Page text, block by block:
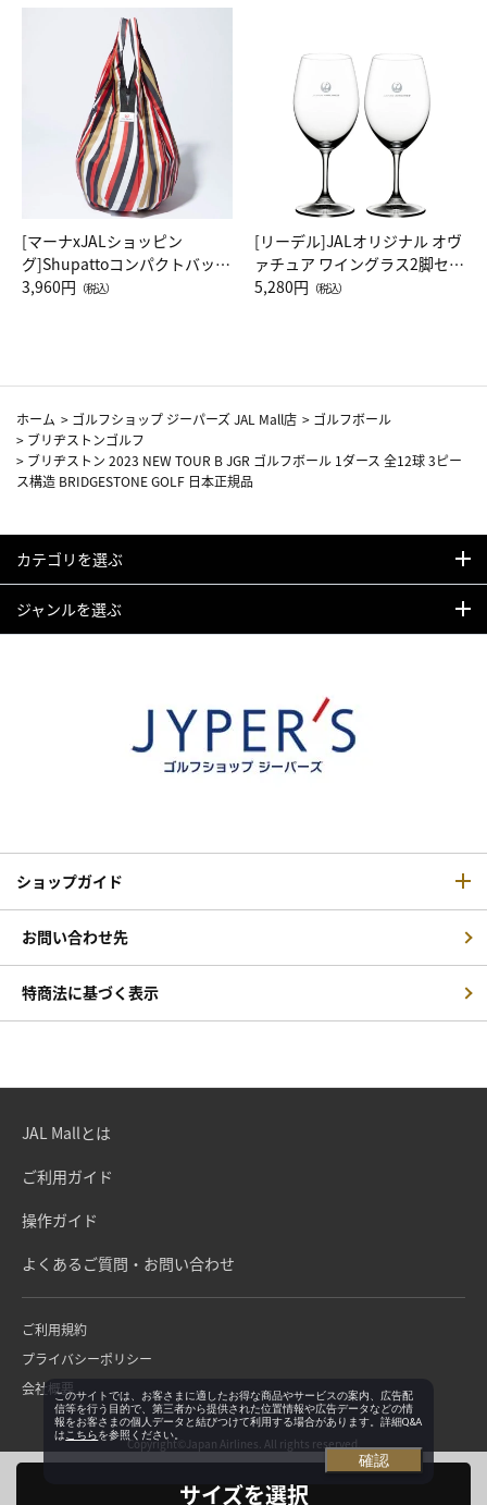
サイズを選択
[マーナxJALショッピン
グ]Shupattoコンパクトバッグ
Drop JAL客室乗務員（LC）ス
3,960円 （税込）
[リーデル]JALオリジナル オヴ
ァチュア ワイングラス2脚セッ
ト（レッドワイン）
5,280円 （税込）
ホーム > ゴルフショップ ジーパーズ JAL Mall店 > ゴルフボール
> ブリヂストンゴルフ
> ブリヂストン 2023 NEW TOUR B JGR ゴルフボール 1ダース 全12球 3ピー
ス構造 BRIDGESTONE GOLF 日本正規品
カテゴリを選ぶ
ジャンルを選ぶ
ショップガイド
お問い合わせ先
特商法に基づく表示
JAL Mallとは
ご利用ガイド
操作ガイド
よくあるご質問・お問い合わせ
ご利用規約
プライバシーポリシー
会社概要
Copyright©Japan Airlines. All rights reserved.
このサイトでは、お客さまに適したお得な商品やサービスの案内、広告配
信等を行う目的で、第三者から提供された位置情報や広告データなどの情
報をお客さまの個人データと結びつけて利用する場合があります。詳細Q&A
は こちらを参照ください。
確認